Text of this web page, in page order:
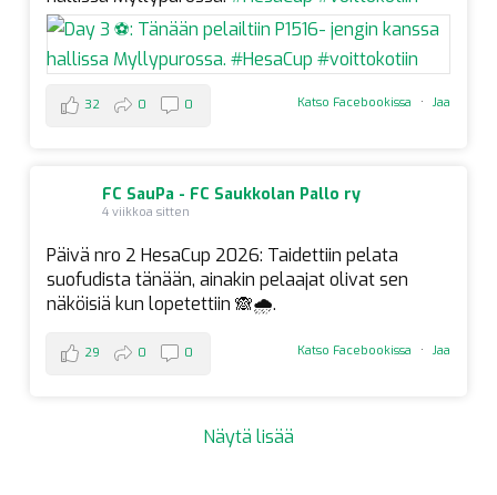
Katso Facebookissa · Jaa
32 0 0
FC SauPa - FC Saukkolan Pallo ry
4 viikkoa sitten
Päivä nro 2 HesaCup 2026: Taidettiin pelata
suofudista tänään, ainakin pelaajat olivat sen
näköisiä kun lopetettiin 🙈🌧️.
Katso Facebookissa · Jaa
29 0 0
Näytä lisää